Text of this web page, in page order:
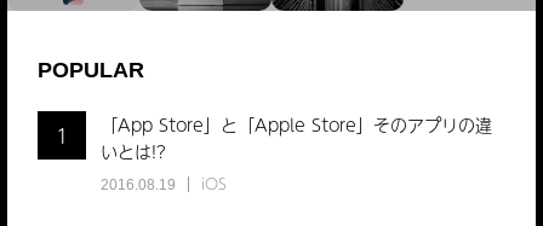
POPULAR
1
「App Store」と「Apple Store」そのアプリの違
いとは!?
2016.08.19 iOS